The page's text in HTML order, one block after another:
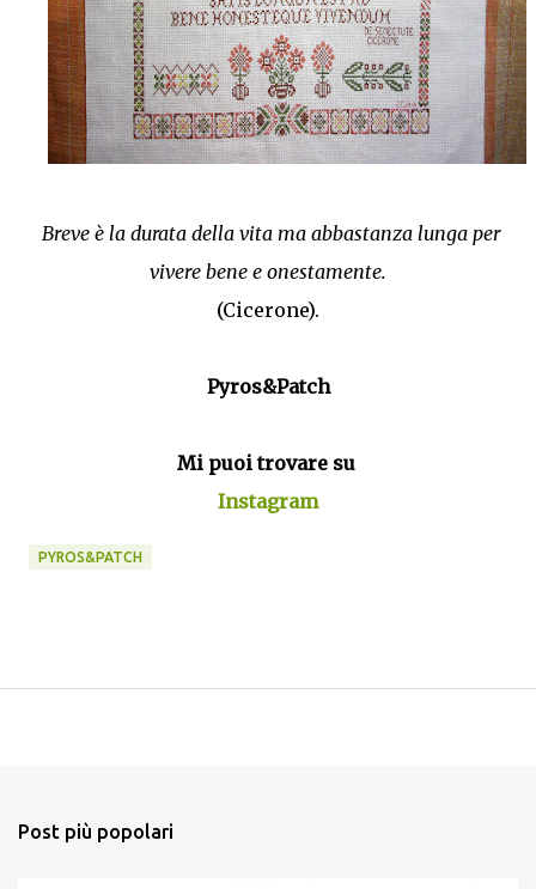
Breve è la durata della vita ma abbastanza lunga per
vivere bene e onestamente.
(Cicerone).
Pyros&Patch
Mi puoi trovare su
Instagram
PYROS&PATCH
Post più popolari